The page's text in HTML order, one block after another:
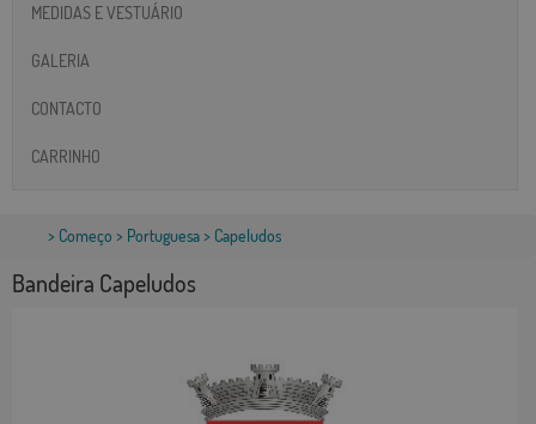
MEDIDAS E VESTUÁRIO
GALERIA
CONTACTO
CARRINHO
> Começo > Portuguesa> Capeludos
Bandeira Capeludos